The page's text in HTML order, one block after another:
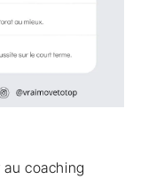
coaching